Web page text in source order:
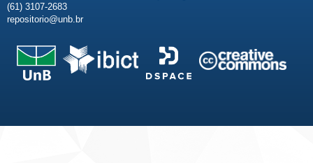
(61) 3107-2683
repositorio@unb.br